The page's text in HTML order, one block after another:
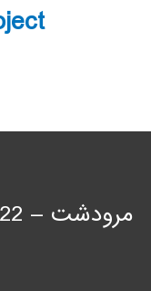
مرودشت – 22 بهمن شمالی